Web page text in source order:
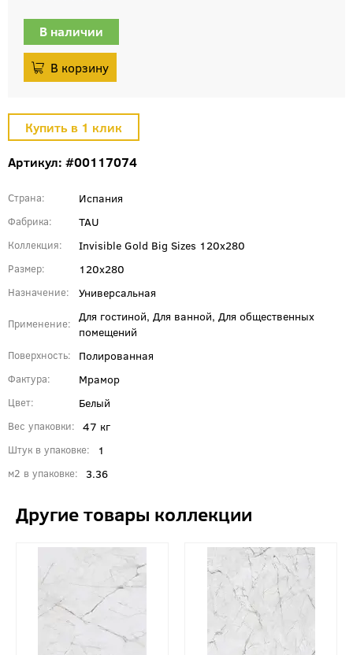
В наличии
Артикул: #00117074
Страна Испания
Фабрика TAU
Коллекция Invisible Gold Big Sizes 120x280
Размер 120x280
Назначение Универсальная
Применение
Для гостиной, Для ванной, Для общественных
помещений
Поверхность Полированная
Фактура Мрамор
Цвет Белый
Вес упаковки 47 кг
Штук в упаковке 1
м2 в упаковке 3.36